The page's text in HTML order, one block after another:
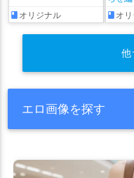
オリジナル
オ
他
エロ画像を探す